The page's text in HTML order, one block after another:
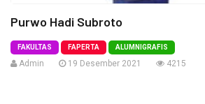
Purwo Hadi Subroto
FAKULTAS FAPERTA ALUMNIGRAFIS
Admin 19 Desember 2021 4215